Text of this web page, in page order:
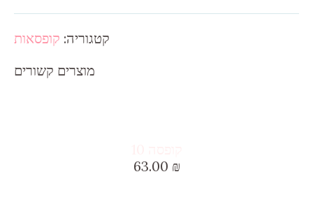
קטגוריה: קופסאות
מוצרים קשורים
63.00 ₪